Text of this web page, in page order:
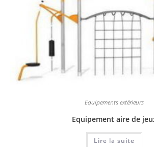
Equipements extérieurs
Equipement aire de
Lire la suite